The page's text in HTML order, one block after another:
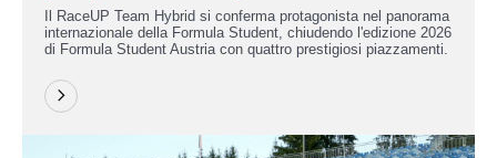
Il RaceUP Team Hybrid si conferma protagonista nel panorama
internazionale della Formula Student, chiudendo l'edizione 2026
di Formula Student Austria con quattro prestigiosi piazzamenti.